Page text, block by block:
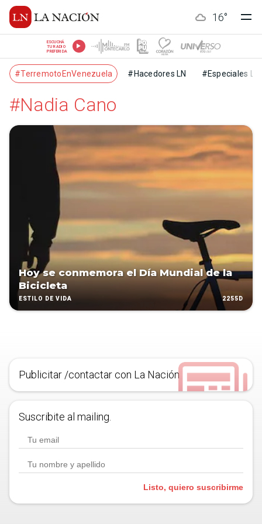
16°
ESCUCHÁ
TU RADIO
PREFERIDA
#TerremotoEnVenezuela #Hacedores LN #Especiales LN
#Nadia Cano
Hoy se conmemora el Día Mundial de la
Bicicleta
ESTILO DE VIDA 2255D
Publicitar /contactar con La Nación
Suscribite al mailing.
Listo, quiero suscribirme